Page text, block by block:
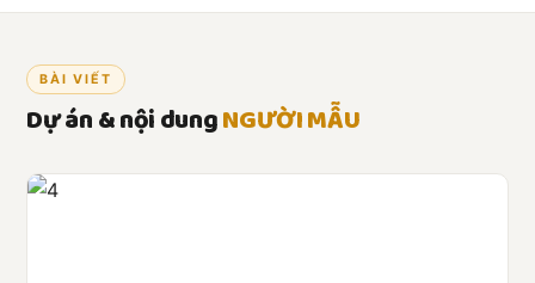
BÀI VIẾT
Dự án & nội dungNGƯỜI MẪU